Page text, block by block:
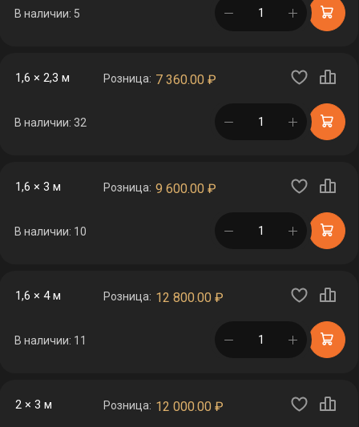
В наличии: 5 в корзине
1,6 × 2,3 м Розница: 7 360.00 ₽
В наличии: 32 в корзине
1,6 × 3 м Розница: 9 600.00 ₽
В наличии: 10 в корзине
1,6 × 4 м Розница: 12 800.00 ₽
В наличии: 11 в корзине
2 × 3 м Розница: 12 000.00 ₽